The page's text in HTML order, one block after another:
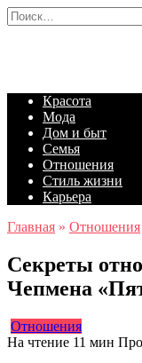
Перейти
к
Search
for:
Красота
Мода
Дом и быт
Семья
Отношения
Стиль жизни
Карьера
Главная » Отношения
Секреты
Чепмена
Отношения
На чтение 11 мин